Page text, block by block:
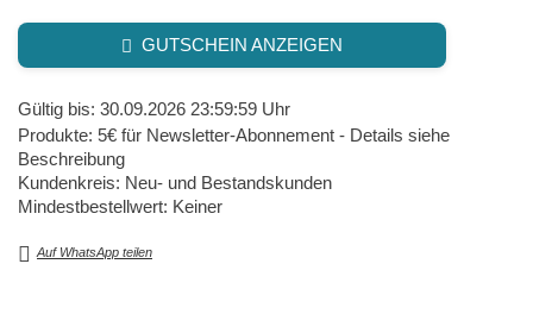
GUTSCHEIN ANZEIGEN
Gültig bis: 30.09.2026 23:59:59 Uhr
Produkte: 5€ für Newsletter-Abonnement - Details siehe
Beschreibung
Kundenkreis: Neu- und Bestandskunden
Mindestbestellwert: Keiner
Auf WhatsApp teilen